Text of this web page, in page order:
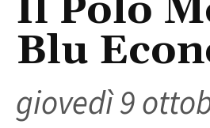
Il Polo
Blu
giovedì 9